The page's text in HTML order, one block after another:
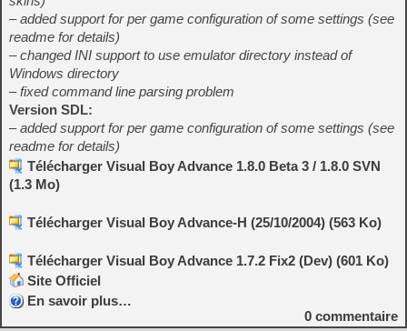
– added support for per game configuration of some settings (see
readme for details)
– changed INI support to use emulator directory instead of
Windows directory
– fixed command line parsing problem
Version SDL:
– added support for per game configuration of some settings (see
readme for details)
Télécharger Visual Boy Advance 1.8.0 Beta 3 / 1.8.0 SVN
(1.3 Mo)
Télécharger Visual Boy Advance-H (25/10/2004) (563 Ko)
Télécharger Visual Boy Advance 1.7.2 Fix2 (Dev) (601 Ko)
Site Officiel
En savoir plus…
0 commentaire